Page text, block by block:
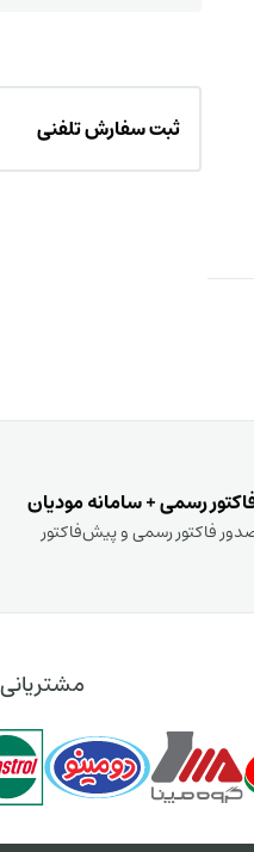
ثبت سفارش تلفنی
رسمی + سامانه مودیان
فاکتور رسمی و پیش‌فاکتور